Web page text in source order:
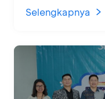
Selengkapnya